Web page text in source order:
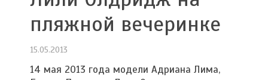
пляжной вечеринке
15.05.2013
14 мая 2013 года модели Адриана Лима,